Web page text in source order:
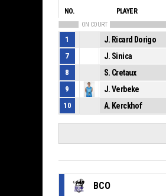
NO. PLAYER
ON COURT
1 J. Ricard Dorigo
7
J. Sinica
8
S. Cretaux
9
J. Verbeke
10
A. Kerckhof
BCO